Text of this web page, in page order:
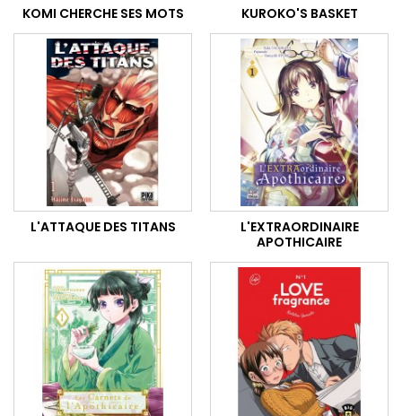
KOMI CHERCHE SES MOTS KUROKO'S BASKET
L'ATTAQUE DES TITANS
L'EXTRAORDINAIRE
APOTHICAIRE